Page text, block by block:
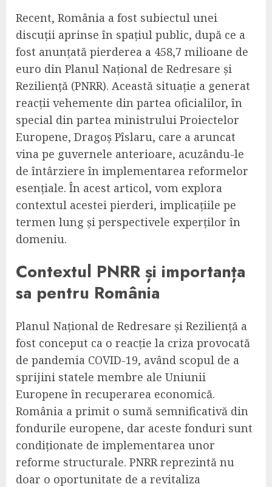
Recent, România a fost subiectul unei
discuții aprinse în spațiul public, după ce a
fost anunțată pierderea a 458,7 milioane de
euro din Planul Național de Redresare și
Reziliență (PNRR). Această situație a generat
reacții vehemente din partea oficialilor, în
special din partea ministrului Proiectelor
Europene, Dragoș Pîslaru, care a aruncat
vina pe guvernele anterioare, acuzându-le
de întârziere în implementarea reformelor
esențiale. În acest articol, vom explora
contextul acestei pierderi, implicațiile pe
termen lung și perspectivele experților în
domeniu.
Contextul PNRR și importanța
sa pentru România
Planul Național de Redresare și Reziliență a
fost conceput ca o reacție la criza provocată
de pandemia COVID-19, având scopul de a
sprijini statele membre ale Uniunii
Europene în recuperarea economică.
România a primit o sumă semnificativă din
fondurile europene, dar aceste fonduri sunt
condiționate de implementarea unor
reforme structurale. PNRR reprezintă nu
doar o oportunitate de a revitaliza